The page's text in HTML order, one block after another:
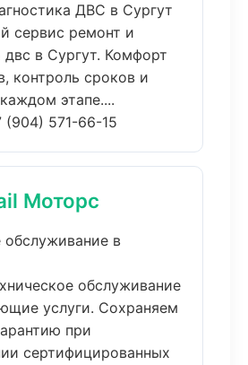
ДВС в Сургут
сервис ремонт и
двс в Сургут. Комфорт
контроль сроков и
этапе....
(904) 571-66-15
Моторс
обслуживание в
обслуживание
услуги. Сохраняем
при
сертифицированных